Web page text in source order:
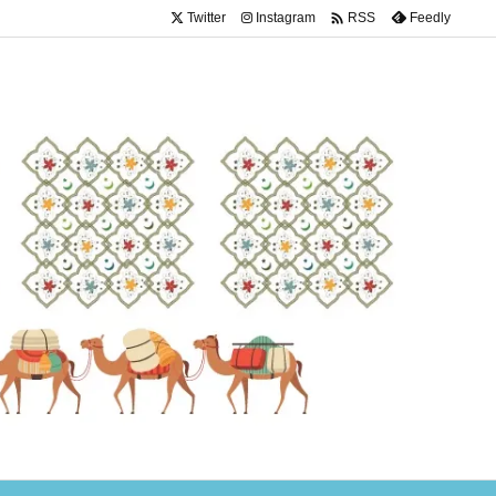
Twitter Instagram  RSS Feedly